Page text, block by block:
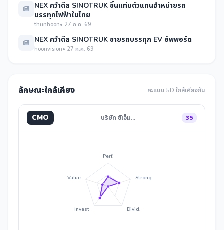
NEX คว้าดีล SINOTRUK ขึ้นแท่นตัวแทนจำหน่ายรถ
บรรทุกไฟฟ้าในไทย
thunhoon• 27 ก.ค. 69
NEX คว้าดีล SINOTRUK ขายรถบรรทุก EV อัพพอร์ต
hoonvision• 27 ก.ค. 69
ลักษณะใกล้เคียง คะแนน 5D ใกล้เคียงกัน
CMO บริษัท ซีเอ็ม… 35
Perf.
Strong
Divid.
Invest
Value